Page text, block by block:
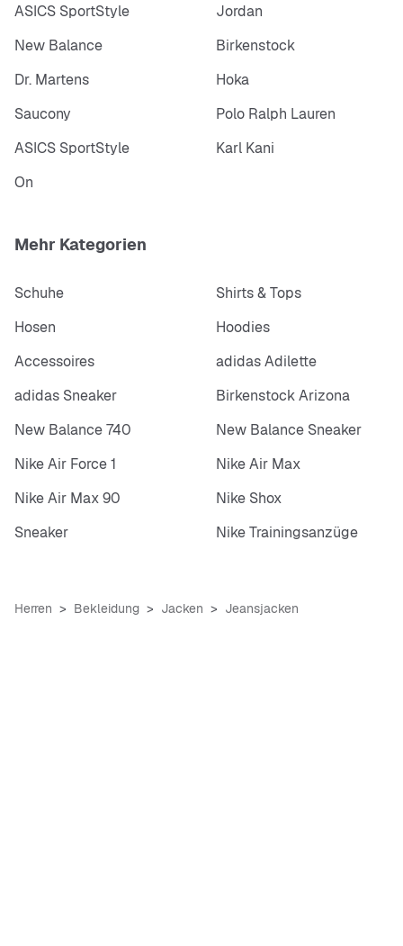
ASICS SportStyle
Jordan
New Balance
Birkenstock
Dr. Martens
Hoka
Saucony
Polo Ralph Lauren
ASICS SportStyle
Karl Kani
On
Mehr Kategorien
Schuhe
Shirts & Tops
Hosen
Hoodies
Accessoires
adidas Adilette
adidas Sneaker
Birkenstock Arizona
New Balance 740
New Balance Sneaker
Nike Air Force 1
Nike Air Max
Nike Air Max 90
Nike Shox
Sneaker
Nike Trainingsanzüge
Herren Bekleidung Jacken Jeansjacken